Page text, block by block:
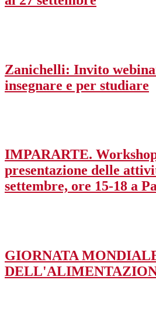
Zanichelli: Invito
insegnare e per studiare
IMPARARTE.
presentazione delle
settembre, ore 15-18 a
GIORNATA